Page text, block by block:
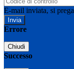
E-mail inviata, si
Errore
Chiudi
Successo